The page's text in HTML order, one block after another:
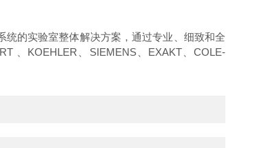
统的实验室整体解决方案，通过专业、细致和全
KOEHLER SIEMENS、 EXAKT、COLE-